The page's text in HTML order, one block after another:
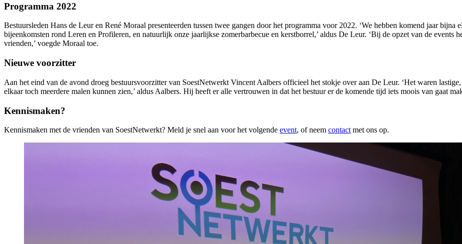
Programma 2022
Bestuursleden Hans de Leur en René Moraal presenteerden tussen twee gangen door het programma voor 2022. ‘We hebben komend jaar
bijeenkomsten rond Leren en Profileren, en natuurlijk onze jaarlijkse zomerbarbecue en kerstborrel,’ aldus De Leur. ‘Bij de opzet van de events
vrienden,’ voegde Moraal toe.
Nieuwe voorzitter
Aan het eind van de avond droeg bestuursvoorzitter van SoestNetwerkt Vincent Aalbers officieel het stokje over aan De Leur. ‘Het waren
elkaar toch meerdere malen kunnen zien,’ aldus Aalbers. Hij heeft er alle vertrouwen in dat het bestuur er de komende tijd iets moois van gaat
Kennismaken?
Kennismaken met de vrienden van SoestNetwerkt? Meld je snel aan voor het volgende event, of neem contact met ons op.